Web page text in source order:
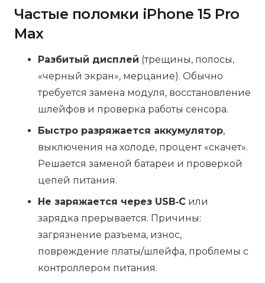
Частые поломки iPhone 15 Pro
Max
Разбитый дисплей (трещины, полосы,
«черный экран», мерцание). Обычно
требуется замена модуля, восстановление
шлейфов и проверка работы сенсора.
Быстро разряжается аккумулятор,
выключения на холоде, процент «скачет».
Решается заменой батареи и проверкой
цепей питания.
Не заряжается через USB‑C или
зарядка прерывается. Причины:
загрязнение разъема, износ,
повреждение платы/шлейфа, проблемы с
контроллером питания.